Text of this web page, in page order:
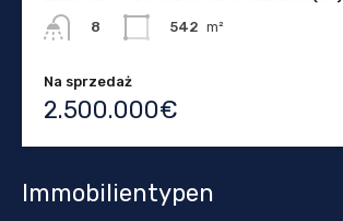
8
542 m²
Na sprzedaż
2.500.000€
Immobilientypen